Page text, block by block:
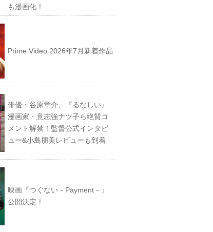
も漫画化！
Prime Video 2026年7月新着作品
俳優・谷原章介、『るなしい』
漫画家・意志強ナツ子ら絶賛コ
メント解禁！監督公式インタビ
ュー&小島朋美レビューも到着
映画『つぐない－Payment－』
公開決定！